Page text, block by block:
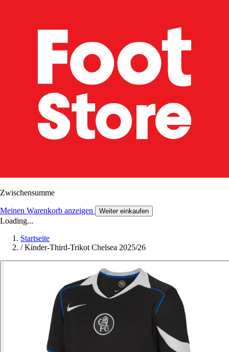
Zwischensumme
Meinen Warenkorb anzeigen Weiter einkaufen
Loading...
Startseite
/ Kinder-Third-Trikot Chelsea 2025/26